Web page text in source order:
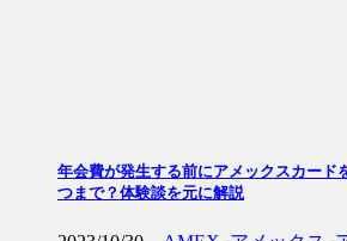
年会費が発生する前にアメックスカード
つまで？体験談を元に解説